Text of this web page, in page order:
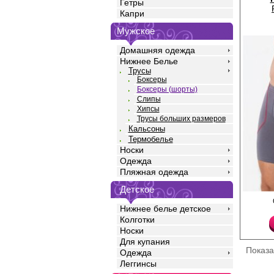
Гетры
Капри
Мужское
Домашняя одежда
Нижнее Белье
Трусы
Боксеры
Боксеры (шорты)
Слипы
Хипсы
Трусы больших размеров
Кальсоны
Термобелье
Носки
Одежда
Пляжная одежда
Детское
Нижнее белье детское
Колготки
Носки
Для купания
Одежда
Леггинсы
Трусы шорты мужские
полотна кулирная
с добавлением
талии, прилегающего
профилированным
повторяющим
удобной закрытой